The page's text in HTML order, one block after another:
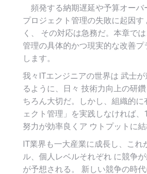
頻発する納期遅延や予算オーバ
プロジェクト管理の失敗に起因す
く、 その対応は急務だ。本章で
管理の具体的かつ現実的な改善プ
します。
我々ITエンジニアの世界は 武士
るように、日々 技術力向上の研
ちろん大切だ。しかし、組織的に
ェクト管理」を実践しなければ、
努力が効率良くア ウトプットに結
IT業界も一大産業に成長し、これ
ル、個人レベルそれぞれ に競争
が予想される。 新しい競争の時